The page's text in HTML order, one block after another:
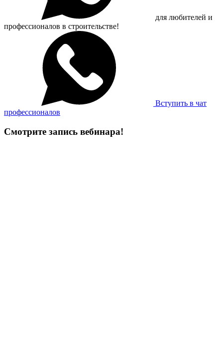
для любителей и
профессионалов в строительстве!
Вступить в чат
профессионалов
Смотрите запись вебинара!